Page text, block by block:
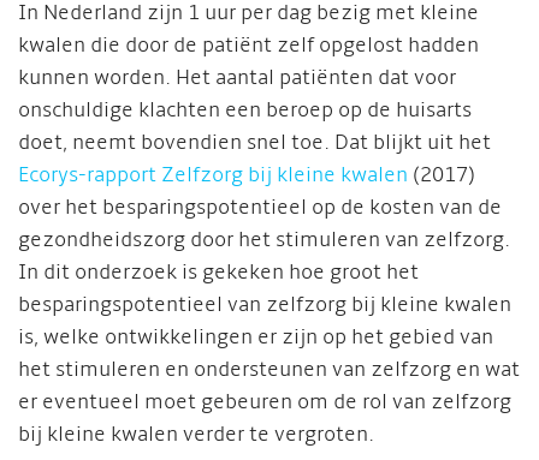
In Nederland zijn 1 uur per dag bezig met kleine
kwalen die door de patiënt zelf opgelost hadden
kunnen worden. Het aantal patiënten dat voor
onschuldige klachten een beroep op de huisarts
doet, neemt bovendien snel toe. Dat blijkt uit het
Ecorys-rapport Zelfzorg bij kleine kwalen (2017)
over het besparingspotentieel op de kosten van de
gezondheidszorg door het stimuleren van zelfzorg.
In dit onderzoek is gekeken hoe groot het
besparingspotentieel van zelfzorg bij kleine kwalen
is, welke ontwikkelingen er zijn op het gebied van
het stimuleren en ondersteunen van zelfzorg en wat
er eventueel moet gebeuren om de rol van zelfzorg
bij kleine kwalen verder te vergroten.